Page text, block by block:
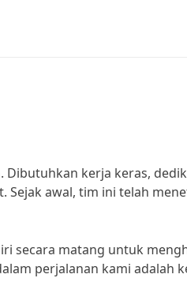
Dibutuhkan kerja keras,
awal, tim ini telah
secara matang untuk
perjalanan kami adalah